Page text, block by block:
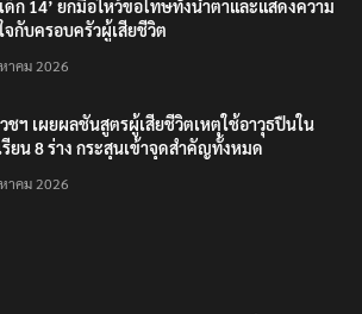
ด็ก 14’ ยกมือไหว้ขอโทษทั้งน้ำตาและแสดงความ
จกับครอบครัวผู้เสียชีวิต
าคม 2026
ชฯ เผยผลชันสูตรผู้เสียชีวิตเหตุใช้อาวุธปืนใน
รียน 8 ร่าง กระสุนเข้าจุดสำคัญทั้งหมด
าคม 2026